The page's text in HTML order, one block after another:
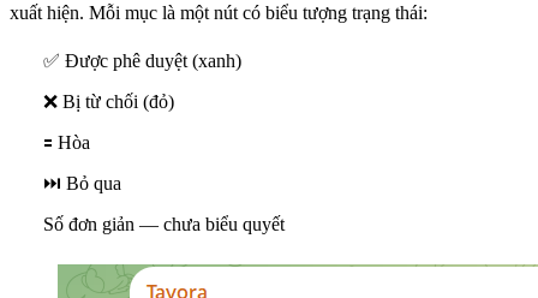
xuất hiện. Mỗi mục là một nút có biểu tượng trạng thái:
✅ Được phê duyệt (xanh)
❌ Bị từ chối (đỏ)
🟰 Hòa
⏭ Bỏ qua
Số đơn giản — chưa biểu quyết